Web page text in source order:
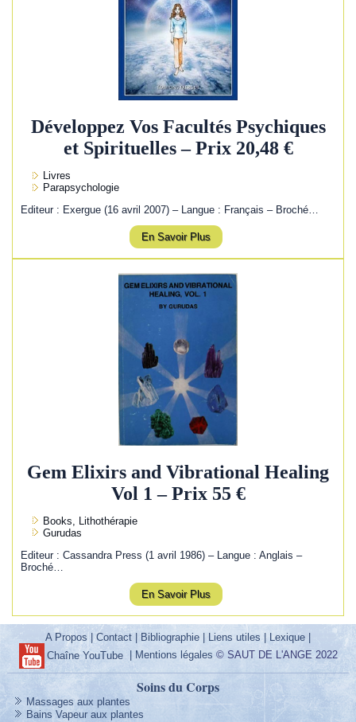
Développez Vos Facultés Psychiques
et Spirituelles – Prix 20,48 €
Livres
Parapsychologie
Editeur : Exergue (16 avril 2007) – Langue : Français – Broché…
En Savoir Plus
Gem Elixirs and Vibrational Healing
Vol 1 – Prix 55 €
Books, Lithothérapie
Gurudas
Editeur : Cassandra Press (1 avril 1986) – Langue : Anglais –
Broché…
En Savoir Plus
A Propos |Contact | Bibliographie | Liens utiles| Lexique |
Chaîne YouTube| Mentions légales © SAUT DE L'ANGE 2022
Soins du Corps
Massages aux plantes
Bains Vapeur aux plantes